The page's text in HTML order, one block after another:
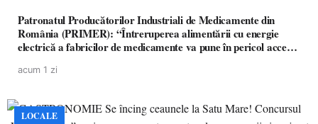
Patronatul Producătorilor Industriali de Medicamente din
România (PRIMER): “Întreruperea alimentării cu energie
electrică a fabricilor de medicamente va pune în pericol accesul
acum 1 zi
LOCALE